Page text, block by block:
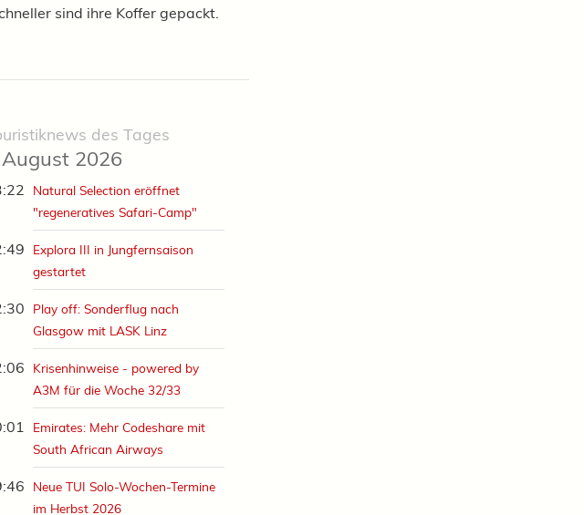
sind ihre Koffer gepackt.
des Tages
2026
Natural Selection eröffnet
"regeneratives Safari-Camp"
Explora III in Jungfernsaison
gestartet
Play off: Sonderflug nach
Glasgow mit LASK Linz
Krisenhinweise - powered by
A3M für die Woche 32/33
Emirates: Mehr Codeshare mit
South African Airways
Neue TUI Solo-Wochen-Termine
im Herbst 2026